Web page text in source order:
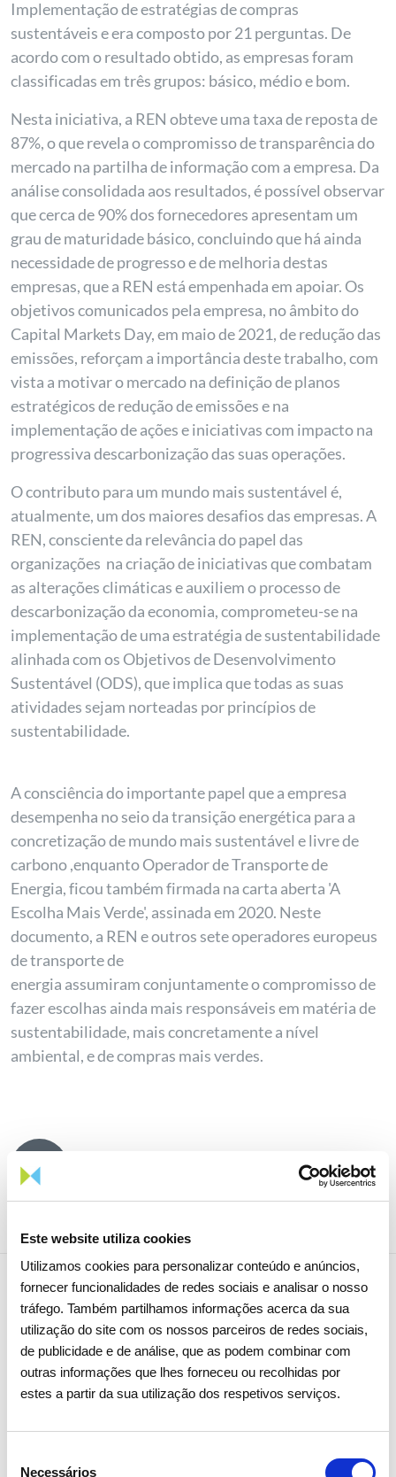
Este website utiliza cookies
Utilizamos cookies para personalizar conteúdo e anúncios,
fornecer funcionalidades de redes sociais e analisar o nosso
tráfego. Também partilhamos informações acerca da sua
utilização do site com os nossos parceiros de redes sociais,
de publicidade e de análise, que as podem combinar com
outras informações que lhes forneceu ou recolhidas por
estes a partir da sua utilização dos respetivos serviços.
Necessários
Implementação de estratégias de compras
sustentáveis e era composto por 21 perguntas. De
acordo com o resultado obtido, as empresas foram
classificadas em três grupos: básico, médio e bom.
Nesta iniciativa, a REN obteve uma taxa de reposta de
87%, o que revela o compromisso de transparência do
mercado na partilha de informação com a empresa. Da
análise consolidada aos resultados, é possível observar
que cerca de 90% dos fornecedores apresentam um
grau de maturidade básico, concluindo que há ainda
necessidade de progresso e de melhoria destas
empresas, que a REN está empenhada em apoiar. Os
objetivos comunicados pela empresa, no âmbito do
Capital Markets Day, em maio de 2021, de redução das
emissões, reforçam a importância deste trabalho, com
vista a motivar o mercado na definição de planos
estratégicos de redução de emissões e na
implementação de ações e iniciativas com impacto na
progressiva descarbonização das suas operações.
O contributo para um mundo mais sustentável é,
atualmente, um dos maiores desafios das empresas. A
REN, consciente da relevância do papel das
organizações na criação de iniciativas que combatam
as alterações climáticas e auxiliem o processo de
descarbonização da economia, comprometeu-se na
implementação de uma estratégia de sustentabilidade
alinhada com os Objetivos de Desenvolvimento
Sustentável (ODS), que implica que todas as suas
atividades sejam norteadas por princípios de
sustentabilidade.
A consciência do importante papel que a empresa
desempenha no seio da transição energética para a
concretização de mundo mais sustentável e livre de
carbono ,enquanto Operador de Transporte de
Energia, ficou também firmada na carta aberta 'A
Escolha Mais Verde', assinada em 2020. Neste
documento, a REN e outros sete operadores europeus
de transporte de
energia assumiram conjuntamente o compromisso de
fazer escolhas ainda mais responsáveis em matéria de
sustentabilidade, mais concretamente a nível
ambiental, e de compras mais verdes.
Notícias relacionadas